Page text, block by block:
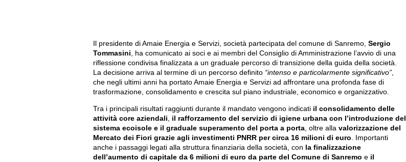
Il presidente di Amaie Energia e Servizi, società partecipata del comune di Sanremo, Sergio
Tommasini, ha comunicato ai soci e ai membri del Consiglio di Amministrazione l’avvio di una
riflessione condivisa finalizzata a un graduale percorso di transizione della guida della società.
La decisione arriva al termine di un percorso definito “intenso e particolarmente significativo”,
che negli ultimi anni ha portato Amaie Energia e Servizi ad affrontare una profonda fase di
trasformazione, consolidamento e crescita sul piano industriale, economico e organizzativo.
Tra i principali risultati raggiunti durante il mandato vengono indicati il consolidamento delle
attività core aziendali
il rafforzamento del servizio di igiene urbana con l’introduzione del
sistema ecoisole e il graduale superamento del porta a porta , oltre alla valorizzazione del
Mercato dei Fiori grazie agli investimenti PNRR per circa 16 milioni di euro . Importanti
anche i passaggi legati alla struttura finanziaria della società, con la finalizzazione
dell’aumento di capitale da 6 milioni di euro da parte del Comune di Sanremo e il